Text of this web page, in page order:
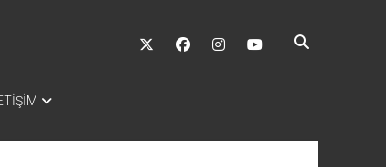
twitter facebookinstagramyoutube